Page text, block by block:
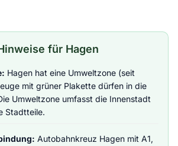
für Hagen
Hagen hat eine Umweltzone (seit
mit grüner Plakette dürfen in die
Umweltzone umfasst die Innenstadt
Stadtteile.
Autobahnkreuz Hagen mit A1,